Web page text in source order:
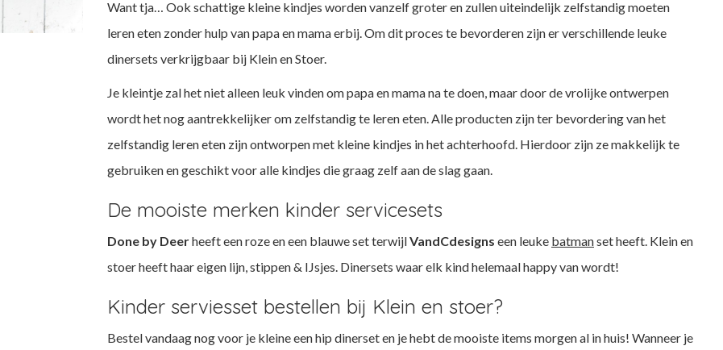
Want tja… Ook schattige kleine kindjes worden vanzelf groter en zullen uiteindelijk zelfstandig moeten
leren eten zonder hulp van papa en mama erbij. Om dit proces te bevorderen zijn er verschillende leuke
dinersets verkrijgbaar bij Klein en Stoer.
Je kleintje zal het niet alleen leuk vinden om papa en mama na te doen, maar door de vrolijke ontwerpen
wordt het nog aantrekkelijker om zelfstandig te leren eten. Alle producten zijn ter bevordering van het
zelfstandig leren eten zijn ontworpen met kleine kindjes in het achterhoofd. Hierdoor zijn ze makkelijk te
gebruiken en geschikt voor alle kindjes die graag zelf aan de slag gaan.
De mooiste merken kinder servicesets
Done by Deerheeft een roze en een blauwe set terwijlVandCdesigns een leuke batmanset heeft. Klein en
stoer heeft haar eigen lijn, stippen & IJsjes. Dinersets waar elk kind helemaal happy van wordt!
Kinder serviesset bestellen bij Klein en stoer?
Bestel vandaag nog voor je kleine een hip dinerset en je hebt de mooiste items morgen al in huis! Wanneer je